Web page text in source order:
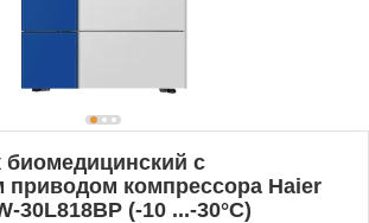
с
приводом компрессора Haier
30L818BP (-10 ...-30°C)